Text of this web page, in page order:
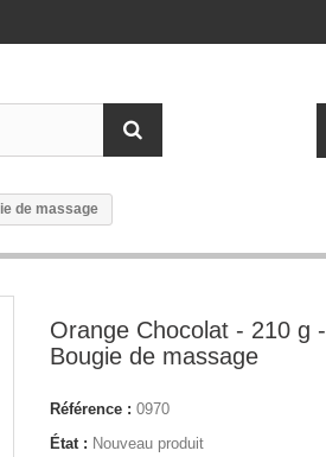
de massage
Orange Chocolat - 210 g -
Bougie de massage
Référence : 0970
État : Nouveau produit